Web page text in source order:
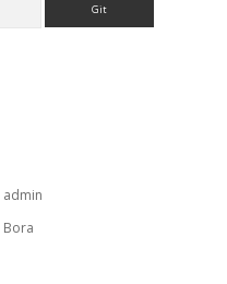
admin
Bora